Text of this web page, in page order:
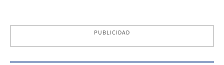
PUBLICIDAD